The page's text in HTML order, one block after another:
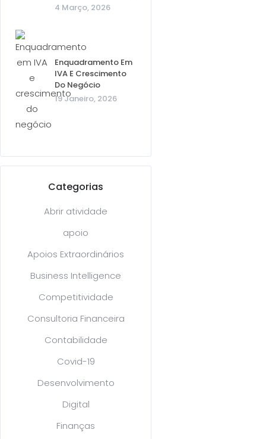
4 Março, 2026
Enquadramento Em
IVA E Crescimento
Do Negócio
19 Janeiro, 2026
Categorias
Abrir atividade
apoio
Apoios Extraordinários
Business Intelligence
Competitividade
Consultoria Financeira
Contabilidade
Covid-19
Desenvolvimento
Digital
Finanças